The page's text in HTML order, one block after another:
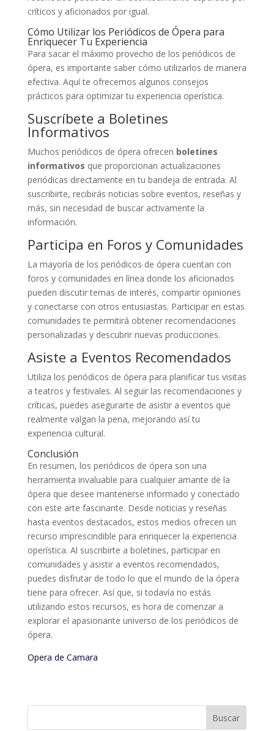
críticos y aficionados por igual.
Cómo Utilizar los Periódicos de Ópera para
Enriquecer Tu Experiencia
Para sacar el máximo provecho de los periódicos de
ópera, es importante saber cómo utilizarlos de manera
efectiva. Aquí te ofrecemos algunos consejos
prácticos para optimizar tu experiencia operística.
Suscríbete a Boletines
Informativos
Muchos periódicos de ópera ofrecen boletines
informativos que proporcionan actualizaciones
periódicas directamente en tu bandeja de entrada. Al
suscribirte, recibirás noticias sobre eventos, reseñas y
más, sin necesidad de buscar activamente la
información.
Participa en Foros y Comunidades
La mayoría de los periódicos de ópera cuentan con
foros y comunidades en línea donde los aficionados
pueden discutir temas de interés, compartir opiniones
y conectarse con otros entusiastas. Participar en estas
comunidades te permitirá obtener recomendaciones
personalizadas y descubrir nuevas producciones.
Asiste a Eventos Recomendados
Utiliza los periódicos de ópera para planificar tus visitas
a teatros y festivales. Al seguir las recomendaciones y
críticas, puedes asegurarte de asistir a eventos que
realmente valgan la pena, mejorando así tu
experiencia cultural.
Conclusión
En resumen, los periódicos de ópera son una
herramienta invaluable para cualquier amante de la
ópera que desee mantenerse informado y conectado
con este arte fascinante. Desde noticias y reseñas
hasta eventos destacados, estos medios ofrecen un
recurso imprescindible para enriquecer la experiencia
operística. Al suscribirte a boletines, participar en
comunidades y asistir a eventos recomendados,
puedes disfrutar de todo lo que el mundo de la ópera
tiene para ofrecer. Así que, si todavía no estás
utilizando estos recursos, es hora de comenzar a
explorar el apasionante universo de los periódicos de
ópera.
Opera de Camara